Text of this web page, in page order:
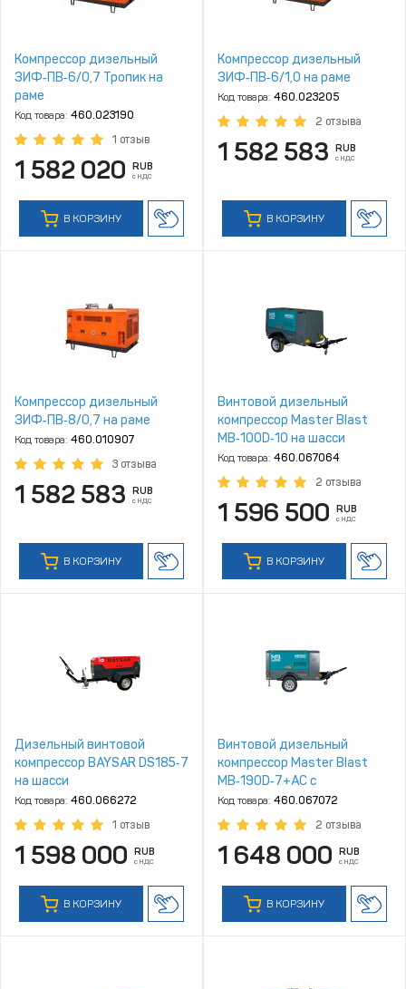
Компрессор дизельный
ЗИФ‑ПВ‑6/0,7 Тропик на
раме
Код товара: 460.023190
1 отзыв
1 582 020 RUB
с НДС
В КОРЗИНУ
Компрессор дизельный
ЗИФ‑ПВ‑6/1,0 на раме
Код товара: 460.023205
2 отзыва
1 582 583 RUB
с НДС
В КОРЗИНУ
Компрессор дизельный
ЗИФ‑ПВ‑8/0,7 на раме
Код товара: 460.010907
3 отзыва
1 582 583 RUB
с НДС
В КОРЗИНУ
Винтовой дизельный
компрессор Master Blast
MB‑100D‑10 на шасси
Код товара: 460.067064
2 отзыва
1 596 500 RUB
с НДС
В КОРЗИНУ
Дизельный винтовой
компрессор BAYSAR DS185‑7
на шасси
Код товара: 460.066272
1 отзыв
1 598 000 RUB
с НДС
В КОРЗИНУ
Винтовой дизельный
компрессор Master Blast
MB‑190D‑7+АС с
осушителем, на шасси
Код товара: 460.067072
2 отзыва
1 648 000 RUB
с НДС
В КОРЗИНУ